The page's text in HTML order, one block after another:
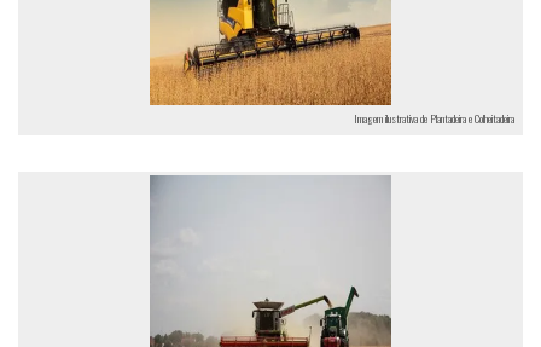
Imagem ilustrativa de Plantadeira e Colheitadeira